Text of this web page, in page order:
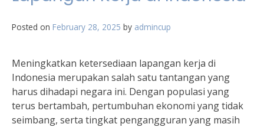
Posted on February 28, 2025 by admincup
Meningkatkan ketersediaan lapangan kerja di
Indonesia merupakan salah satu tantangan yang
harus dihadapi negara ini. Dengan populasi yang
terus bertambah, pertumbuhan ekonomi yang tidak
seimbang, serta tingkat pengangguran yang masih